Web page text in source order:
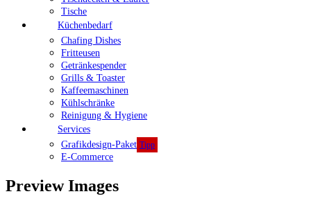
Tische
Küchenbedarf
Chafing Dishes
Fritteusen
Getränkespender
Grills & Toaster
Kaffeemaschinen
Kühlschränke
Reinigung & Hygiene
Services
Grafikdesign-Paket Tipp
E-Commerce
Preview Images